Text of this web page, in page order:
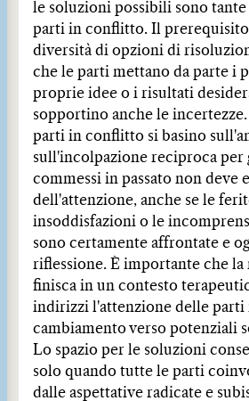
le soluzioni possibili sono
parti in conflitto. Il prerequisito
diversità di opzioni di
che le parti mettano da parte i
proprie idee o i risultati
sopportino anche le
parti in conflitto si basino
sull'incolpazione reciproca per
commessi in passato non deve
dell'attenzione, anche se le
insoddisfazioni o le
sono certamente affrontate e
riflessione. È importante che la
finisca in un contesto
indirizzi l'attenzione delle parti
cambiamento verso potenziali
Lo spazio per le soluzioni
solo quando tutte le parti
dalle aspettative radicate e